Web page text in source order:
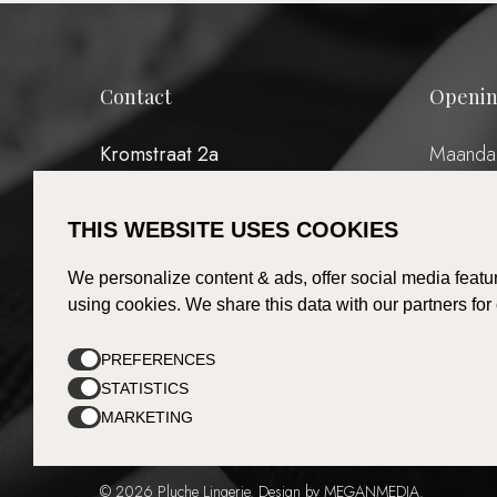
Contact
Kromstraat 2a
T: 040 – 7676078
E:info@pluche-lingerie.nl
© 2026 Pluche Lingerie. Design by MEGANMEDIA.
THIS WEBSITE USES COOKIES
We personalize content & ads, offer social media
using cookies. We share this data with our partners
PREFERENCES
STATISTICS
MARKETING